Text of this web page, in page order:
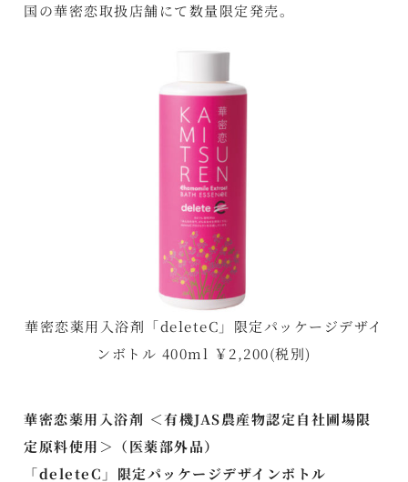
国の華密恋取扱店舗にて数量限定発売。
華密恋薬用入浴剤「deleteC」限定パッケージデザイ
ンボトル 400ml ￥2,200(税別)
華密恋薬用入浴剤 ＜有機JAS農産物認定自社圃場限
定原料使用＞（医薬部外品）
「deleteC」限定パッケージデザインボトル